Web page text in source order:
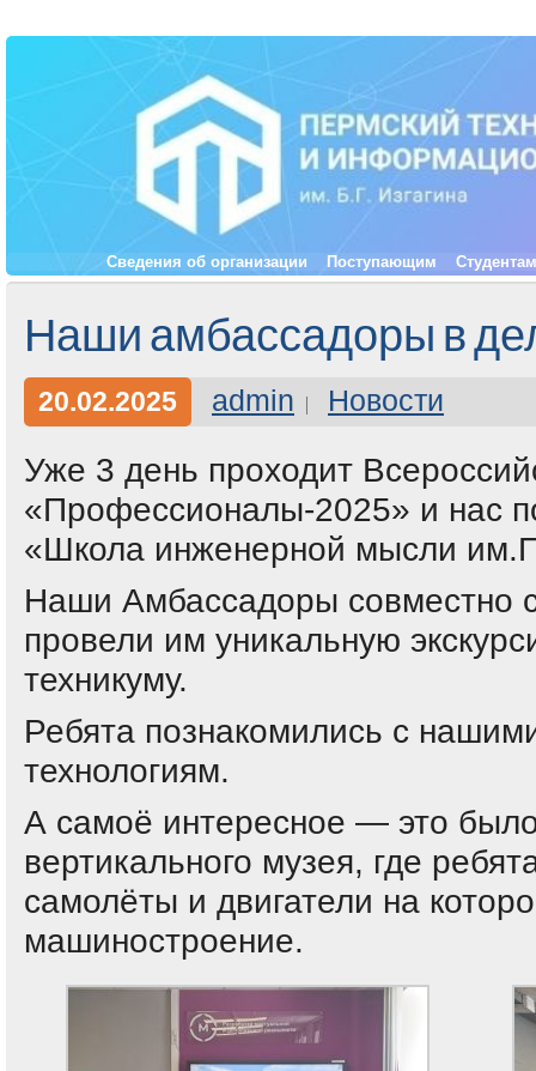
Сведения об организации Поступающим Студентам
Наши амбассадоры в
20.02.2025 admin Новости
Уже 3 день проходит
«Профессионалы-2025» и нас
«Школа инженерной мысли
Наши Амбассадоры совместно
провели им уникальную
техникуму.
Ребята познакомились с
технологиям.
А самоё интересное — это
вертикального музея, где
самолёты и двигатели на
машиностроение.